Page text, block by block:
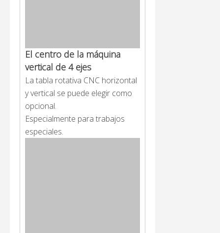
El centro de la máquina
vertical de 4 ejes
La tabla rotativa CNC horizontal
y vertical se puede elegir como
opcional.
Especialmente para trabajos
especiales.